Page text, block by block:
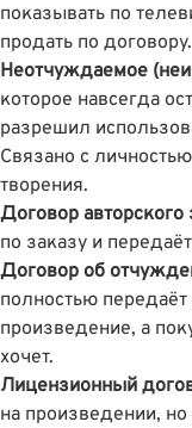
показывать по
продать по договору.
Неотчуждаемое
которое навсегда
разрешил
Связано с
творения.
Договор авторского
по заказу и
Договор об
полностью
произведение, а
хочет.
Лицензионный
на произведении,